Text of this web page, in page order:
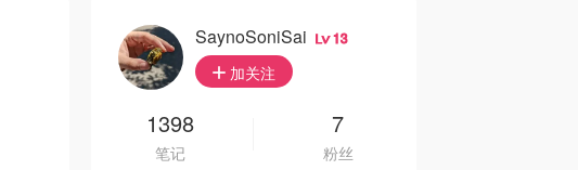
SaynoSoniSai 13
加关注
1398
笔记
7
粉丝